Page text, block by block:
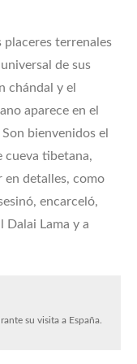
placeres terrenales
de sus
chándal y el
aparece en el
bienvenidos el
cueva tibetana,
en detalles, como
encarceló,
Dalai Lama y a
su visita a España.